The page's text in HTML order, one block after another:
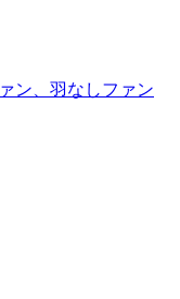
ン、羽なしファン